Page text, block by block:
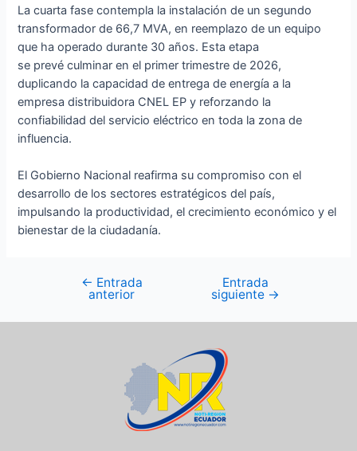
La cuarta fase contempla la instalación de un segundo
transformador de 66,7 MVA, en reemplazo de un equipo
que ha operado durante 30 años. Esta etapa
se prevé culminar en el primer trimestre de 2026,
duplicando la capacidad de entrega de energía a la
empresa distribuidora CNEL EP y reforzando la
confiabilidad del servicio eléctrico en toda la zona de
influencia.
El Gobierno Nacional reafirma su compromiso con el
desarrollo de los sectores estratégicos del país,
impulsando la productividad, el crecimiento económico y el
bienestar de la ciudadanía.
← Entrada
anterior
Entrada
siguiente →